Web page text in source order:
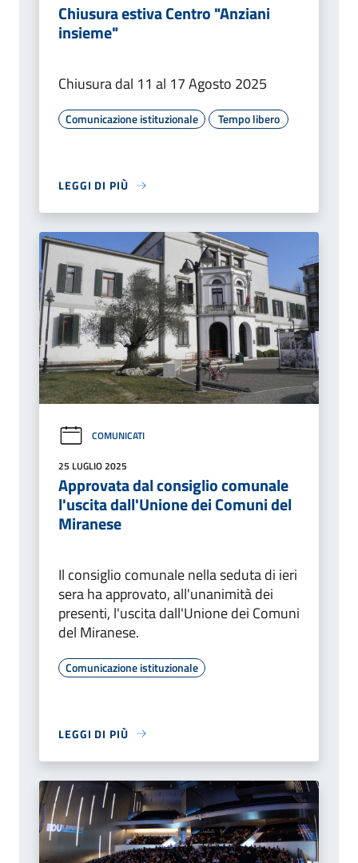
Chiusura estiva Centro "Anziani
insieme"
Chiusura dal 11 al 17 Agosto 2025
Comunicazione istituzionale Tempo libero
LEGGI DI PIÙ
COMUNICATI
25 LUGLIO 2025
Approvata dal consiglio comunale
l'uscita dall'Unione dei Comuni del
Miranese
Il consiglio comunale nella seduta di ieri
sera ha approvato, all'unanimità dei
presenti, l'uscita dall'Unione dei Comuni
del Miranese.
Comunicazione istituzionale
LEGGI DI PIÙ